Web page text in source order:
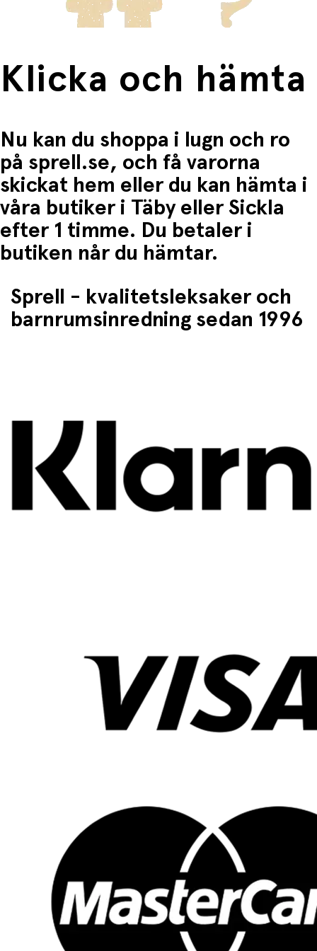
Klicka och hämta
Nu kan du shoppa i lugn och ro
på sprell.se, och få varorna
skickat hem eller du kan hämta i
våra butiker i Täby eller Sickla
efter 1 timme. Du betaler i
butiken når du hämtar.
Sprell - kvalitetsleksaker och
barnrumsinredning sedan 1996